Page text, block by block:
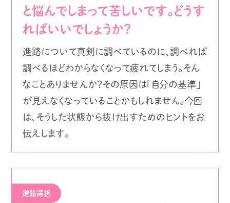
と悩んでしまって苦しいです。どうす
ればいいでしょうか？
進路について真剣に調べているのに、調べれば
調べるほどわからなくなって疲れてしまう。そん
なことありませんか？その原因は「自分の基準」
が見えなくなっていることかもしれません。今回
は、そうした状態から抜け出すためのヒントをお
伝えします。
進路選択